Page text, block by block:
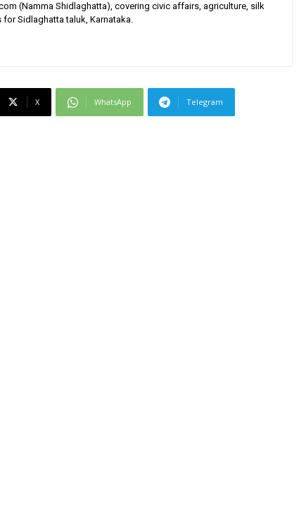
(Namma Shidlaghatta), covering civic affairs, agriculture, silk
Sidlaghatta taluk, Karnataka.
X WhatsApp Telegram